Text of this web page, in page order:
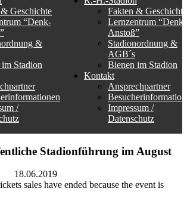
Geschichte
“Denk-
&
Stadion
/
Fakten & Geschichte
Lernzentrum “Denk-
Anstoß”
Stadionordnung &
AGB´s
Bienen im Stadion
Kontakt
Ansprechpartner
Impressum /
Datenschutz
Stadionführung im August
18.06.2019
sales have ended because the event is